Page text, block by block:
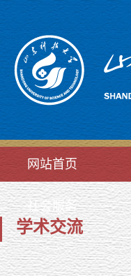
网站首页
社会服务
学术交流